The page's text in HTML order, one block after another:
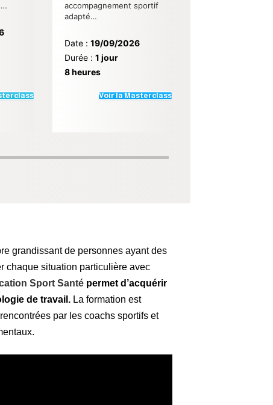
accompagnement sportif
adapté…
Date :19/09/2026
Durée :1 jour
8 heures
Voir la Masterclass
grandissant de personnes ayant des
chaque situation particulière avec
Sport Santé permet d’acquérir
de travail. La formation est
par les coachs sportifs et